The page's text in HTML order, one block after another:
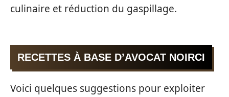
culinaire et réduction du gaspillage.
RECETTES À BASE D’AVOCAT NOIRCI
Voici quelques suggestions pour exploiter